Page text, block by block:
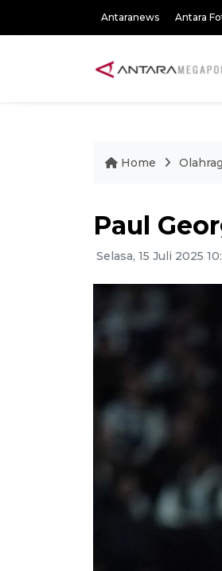
Antaranews Antara
Home
Paul
Selasa, 15 Juli 2025